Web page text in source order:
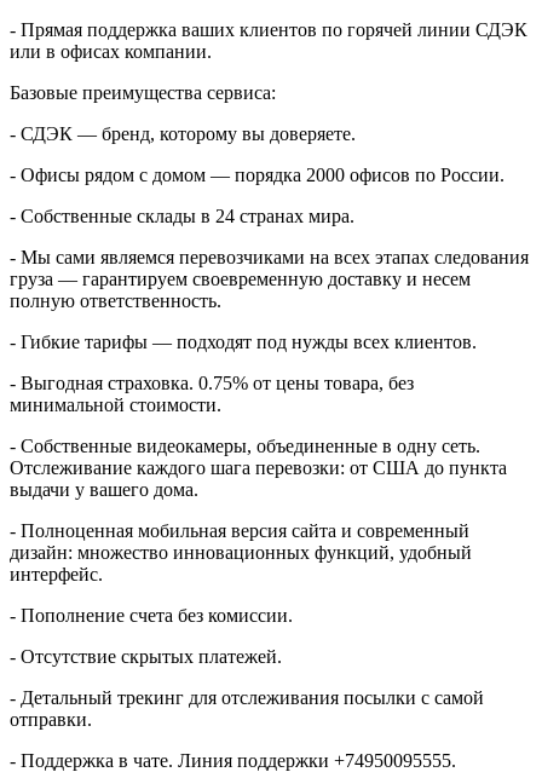
- Прямая поддержка ваших клиентов по горячей линии СДЭК
или в офисах компании.
Базовые преимущества сервиса:
- СДЭК — бренд, которому вы доверяете.
- Офисы рядом с домом — порядка 2000 офисов по России.
- Собственные склады в 24 странах мира.
- Мы сами являемся перевозчиками на всех этапах следования
груза — гарантируем своевременную доставку и несем
полную ответственность.
- Гибкие тарифы — подходят под нужды всех клиентов.
- Выгодная страховка. 0.75% от цены товара, без
минимальной стоимости.
- Собственные видеокамеры, объединенные в одну сеть.
Отслеживание каждого шага перевозки: от США до пункта
выдачи у вашего дома.
- Полноценная мобильная версия сайта и современный
дизайн: множество инновационных функций, удобный
интерфейс.
- Пополнение счета без комиссии.
- Отсутствие скрытых платежей.
- Детальный трекинг для отслеживания посылки с самой
отправки.
- Поддержка в чате. Линия поддержки +74950095555.